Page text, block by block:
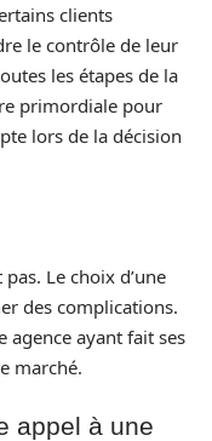
clients
le contrôle de leur
les étapes de la
primordiale pour
lors de la décision
Le choix d’une
des complications.
agence ayant fait ses
marché.
appel à une